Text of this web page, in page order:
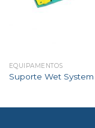
EQUIPAMENTOS
Suporte Wet System